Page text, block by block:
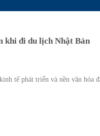
khi đi du lịch Nhật Bản
tế phát triển và nền văn hóa